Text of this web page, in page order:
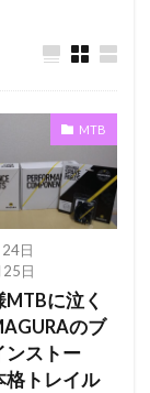
MTB
日
日
に泣く
のブ
ンストー
格トレイル